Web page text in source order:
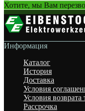
Хотите, мы Вам
Информация
Каталог
История
Доставка
Условия
Условия возврата
Рассрочка